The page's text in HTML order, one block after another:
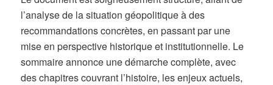
l’analyse de la situation géopolitique à des
recommandations concrètes, en passant par une
mise en perspective historique et institutionnelle. Le
sommaire annonce une démarche complète, avec
des chapitres couvrant l’histoire, les enjeux actuels,